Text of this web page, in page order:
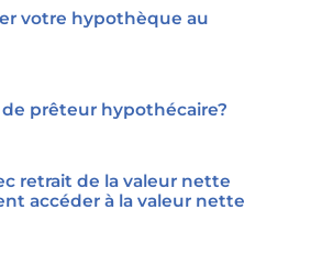
votre hypothèque au
prêteur hypothécaire?
retrait de la valeur nette
accéder à la valeur nette